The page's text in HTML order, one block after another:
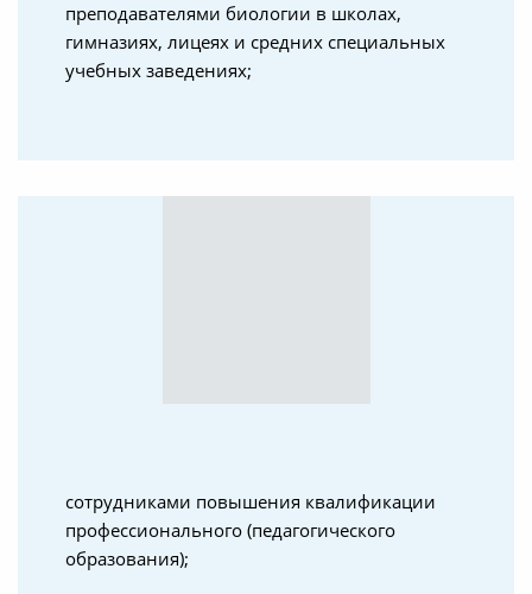
преподавателями биологии в школах,
гимназиях, лицеях и средних специальных
учебных заведениях;
сотрудниками повышения квалификации
профессионального (педагогического
образования);